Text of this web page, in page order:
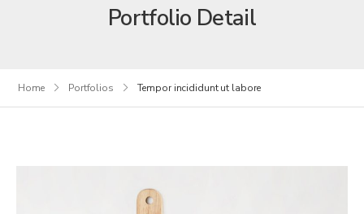
Portfolio Detail
Home Portfolios Tempor incididunt ut labore